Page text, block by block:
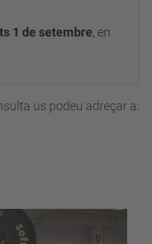
1 de setembre, en
us podeu adreçar a: